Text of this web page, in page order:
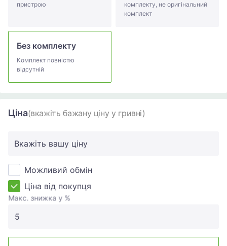
пристрою
комплекту, не оригінальний
комплект
Без комплекту
Комплект повністю
відсутній
Ціна(вкажіть бажану ціну у гривні)
Вкажіть вашу ціну
Можливий обмін
Ціна від покупця
Макс. знижка у %